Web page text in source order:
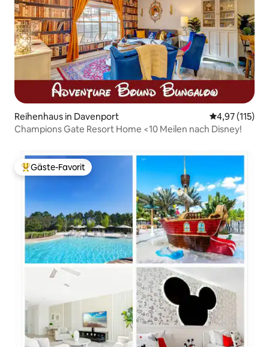
Reihenhaus in Davenport
4,97 (115)
Champions Gate Resort Home <10 Meilen nach Disney!
Beliebter Gäste-Favorit.
Gäste-Favorit